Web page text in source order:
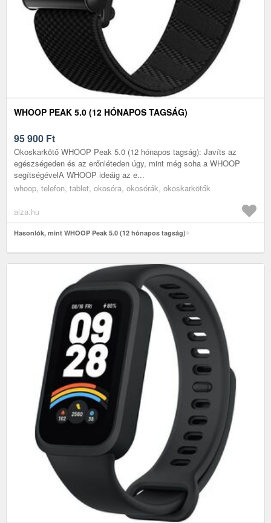
WHOOP PEAK 5.0 (12 HÓNAPOS TAGSÁG)
95 900 Ft
Okoskarkötő WHOOP Peak 5.0 (12 hónapos tagság): Javíts az
egészségeden és az erőnléteden úgy, mint még soha a WHOOP
segítségévelA WHOOP ideáig az e...
whoop, telefon, tablet, okosóra, okosórák, okoskarkötők
alza.hu
Hasonlók, mint WHOOP Peak 5.0 (12 hónapos tagság)